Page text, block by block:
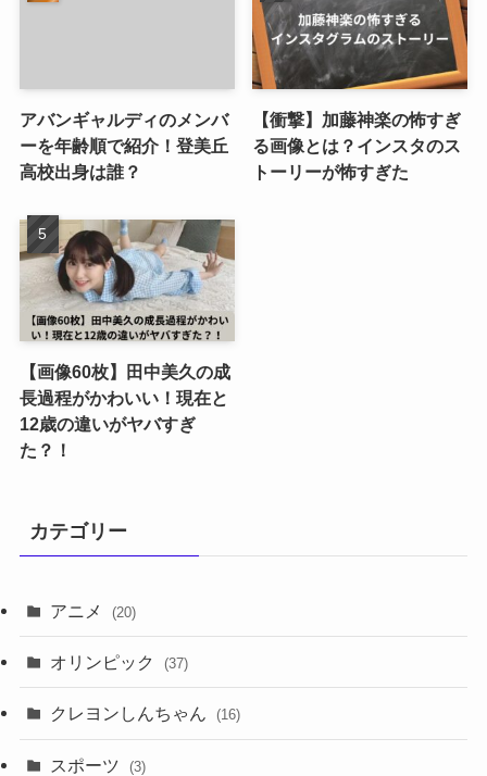
アバンギャルディのメンバ
ーを年齢順で紹介！登美丘
高校出身は誰？
【衝撃】加藤神楽の怖すぎ
る画像とは？インスタのス
トーリーが怖すぎた
【画像60枚】田中美久の成
長過程がかわいい！現在と
12歳の違いがヤバすぎ
た？！
カテゴリー
アニメ (20)
オリンピック (37)
クレヨンしんちゃん (16)
スポーツ (3)